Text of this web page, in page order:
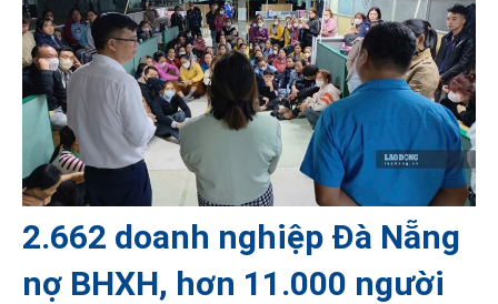
2.662 doanh nghiệp Đà Nẵng
nợ BHXH, hơn 11.000 người